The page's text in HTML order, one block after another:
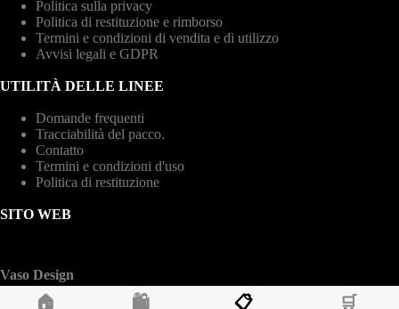
Politica sulla privacy
Politica di restituzione e rimborso
Termini e condizioni di vendita e di utilizzo
Avvisi legali e GDPR
UTILITÀ DELLE LINEE
Domande frequenti
Tracciabilità del pacco.
Contatto
Termini e condizioni d'uso
Politica di restituzione
SITO WEB
Vaso Design
🏠 🛍️ 📋 🛒